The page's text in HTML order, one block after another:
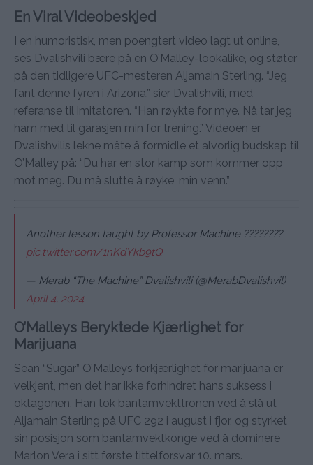
En Viral Videobeskjed
I en humoristisk, men poengtert video lagt ut online,
ses Dvalishvili bære på en O’Malley-lookalike, og støter
på den tidligere UFC-mesteren Aljamain Sterling. “Jeg
fant denne fyren i Arizona,” sier Dvalishvili, med
referanse til imitatoren. “Han røykte for mye. Nå tar jeg
ham med til garasjen min for trening.” Videoen er
Dvalishvilis lekne måte å formidle et alvorlig budskap til
O’Malley på: “Du har en stor kamp som kommer opp
mot meg. Du må slutte å røyke, min venn.”
Another lesson taught by Professor Machine ????????
pic.twitter.com/1nKdYkb9tQ
— Merab “The Machine” Dvalishvili (@MerabDvalishvil)
April 4, 2024
O’Malleys Beryktede Kjærlighet for
Marijuana
Sean “Sugar” O’Malleys forkjærlighet for marijuana er
velkjent, men det har ikke forhindret hans suksess i
oktagonen. Han tok bantamvekttronen ved å slå ut
Aljamain Sterling på UFC 292 i august i fjor, og styrket
sin posisjon som bantamvektkonge ved å dominere
Marlon Vera i sitt første tittelforsvar 10. mars.